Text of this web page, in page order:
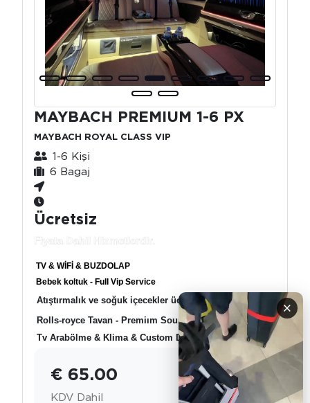
×
MAYBACH PREMIUM 1-6 PX
MAYBACH ROYAL CLASS VIP
1-6 Kişi
6 Bagaj
Ücretsiz
Fiyata Dahil Hizmetlerdir.
TV & WİFİ & BUZDOLAP
Bebek koltuk - Full Vip Service
Atıştırmalık ve soğuk içecekler ücretsiz
Rolls-royce Tavan - Premiım Sound System
Tv Arabölme & Klima & Custom Desing
€ 65.00
KDV Dahil